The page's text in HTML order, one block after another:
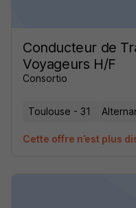
Conducteur de
Voyageurs H/F
Consortio
Toulouse - 31
Cette offre n’est plus